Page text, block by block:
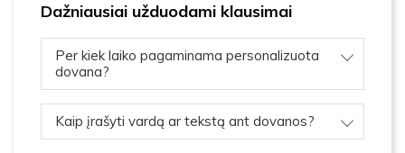
Dažniausiai užduodami klausimai
Per kiek laiko pagaminama personalizuota
dovana?
Kaip įrašyti vardą ar tekstą ant dovanos?